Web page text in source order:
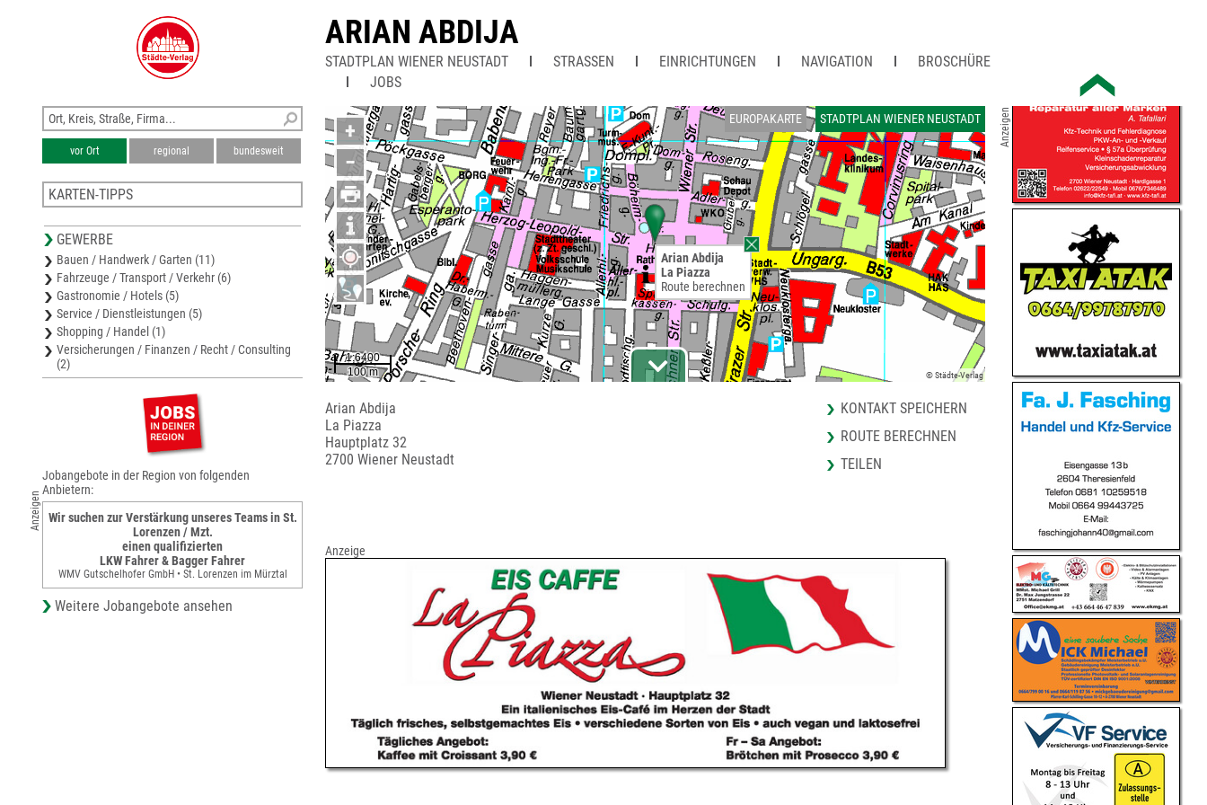
ARIAN ABDIJA
STADTPLAN WIENER NEUSTADT STRASSEN EINRICHTUNGEN NAVIGATION
BROSCHÜRE
JOBS
EUROPAKARTE STADTPLAN WIENER NEUSTADT
+
−
© Städte-Verlag
Arian Abdija
La Piazza
Route berechnen
Arian Abdija
La Piazza
Hauptplatz 32
2700 Wiener Neustadt
KONTAKT SPEICHERN
ROUTE BERECHNEN
TEILEN
Anzeige
vor Ort regional bundesweit
KARTEN-TIPPS
Stadtplan Bad Vöslau
Bezirkskarte Baden
Bezirkskarte Mattersburg
Stadtplan Berndorf
GEWERBE
Bauen / Handwerk / Garten (11)
Fahrzeuge / Transport / Verkehr (6)
Gastronomie / Hotels (5)
Service / Dienstleistungen (5)
Shopping / Handel (1)
Versicherungen / Finanzen / Recht / Consulting
(2)
Anzeigen
Jobangebote in der Region von folgenden
Anbietern:
Wir suchen zur Verstärkung unseres Teams in St.
Lorenzen / Mzt.
einen qualifizierten
LKW Fahrer & Bagger Fahrer
WMV Gutschelhofer GmbH • St. Lorenzen im Mürztal
Weitere Jobangebote ansehen
Anzeigen